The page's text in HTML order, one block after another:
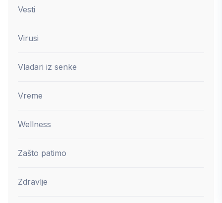
Vesti
Virusi
Vladari iz senke
Vreme
Wellness
Zašto patimo
Zdravlje